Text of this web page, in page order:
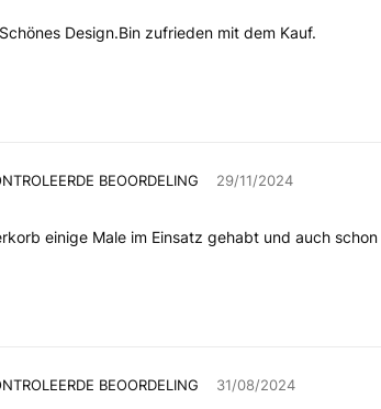
Design.Bin zufrieden mit dem Kauf.
BEOORDELING 29/11/2024
einige Male im Einsatz gehabt und auch
BEOORDELING 31/08/2024